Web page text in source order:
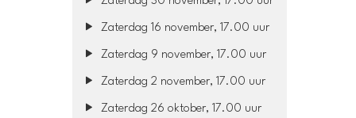
Zaterdag 16 november, 17.00 uur
Zaterdag 9 november, 17.00 uur
Zaterdag 2 november, 17.00 uur
Zaterdag 26 oktober, 17.00 uur